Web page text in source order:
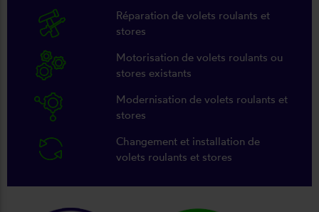
Réparation de volets roulants et
stores
Motorisation de volets roulants ou
stores existants
Modernisation de volets roulants et
stores
Changement et installation de
volets roulants et stores